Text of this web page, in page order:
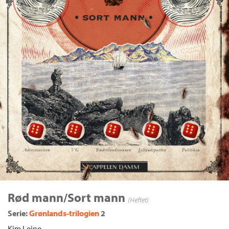
Rød mann/Sort mann (Heftet)
Serie:Grønlands-trilogien2